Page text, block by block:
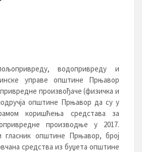
водопривреду и
управе општине Прњавор
произвођаче (физичка и
општине Прњавор да су у
коришћења средстава за
производње у 2017.
гласник општине Прњавор, број
средства из буџета oпштине